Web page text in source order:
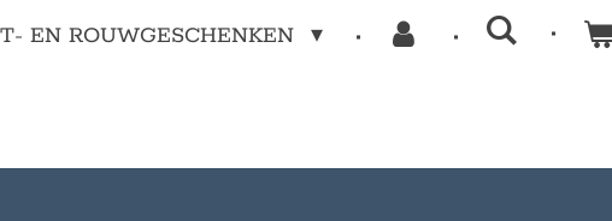
EN ROUWGESCHENKEN